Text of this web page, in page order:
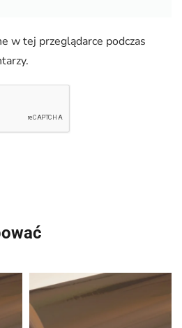
w tej przeglądarce podczas